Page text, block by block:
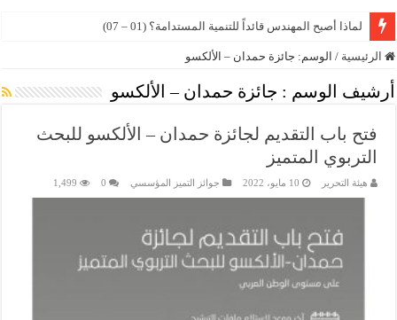
لماذا أصبح المهندس قائداً للتنمية المستدامة؟ (01 – 07)
الرئيسية / الوسم: جائزة حمدان – الألكسو
أرشيف الوسم : جائزة حمدان – الألكسو
فتح باب التقديم لجائزة حمدان – الألكسو للبحث
التربوي المتميز
هيئة التحرير 10 مايو، 2022 جوائز التميز المؤسسي 0
1,499